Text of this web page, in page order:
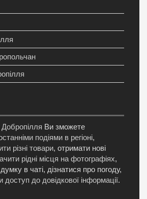
Добропілля Ви зможете
подіями в регіоні,
різні товари, отримати нові
рідні місця на фотографіях,
в чаті, дізнатися про погоду,
доступ до довідкової інформації.